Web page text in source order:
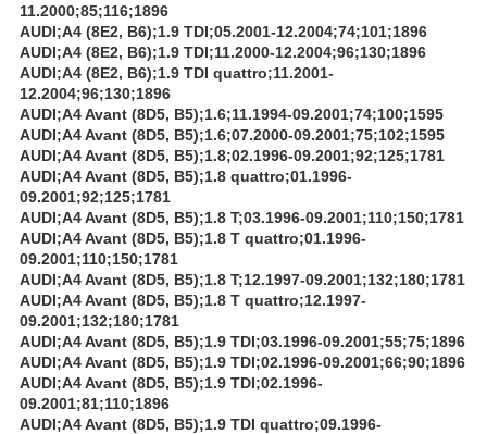
11.2000;85;116;1896
AUDI;A4 (8E2, B6);1.9 TDI;05.2001-12.2004;74;101;1896
AUDI;A4 (8E2, B6);1.9 TDI;11.2000-12.2004;96;130;1896
AUDI;A4 (8E2, B6);1.9 TDI quattro;11.2001-
12.2004;96;130;1896
AUDI;A4 Avant (8D5, B5);1.6;11.1994-09.2001;74;100;1595
AUDI;A4 Avant (8D5, B5);1.6;07.2000-09.2001;75;102;1595
AUDI;A4 Avant (8D5, B5);1.8;02.1996-09.2001;92;125;1781
AUDI;A4 Avant (8D5, B5);1.8 quattro;01.1996-
09.2001;92;125;1781
AUDI;A4 Avant (8D5, B5);1.8 T;03.1996-09.2001;110;150;1781
AUDI;A4 Avant (8D5, B5);1.8 T quattro;01.1996-
09.2001;110;150;1781
AUDI;A4 Avant (8D5, B5);1.8 T;12.1997-09.2001;132;180;1781
AUDI;A4 Avant (8D5, B5);1.8 T quattro;12.1997-
09.2001;132;180;1781
AUDI;A4 Avant (8D5, B5);1.9 TDI;03.1996-09.2001;55;75;1896
AUDI;A4 Avant (8D5, B5);1.9 TDI;02.1996-09.2001;66;90;1896
AUDI;A4 Avant (8D5, B5);1.9 TDI;02.1996-
09.2001;81;110;1896
AUDI;A4 Avant (8D5, B5);1.9 TDI quattro;09.1996-